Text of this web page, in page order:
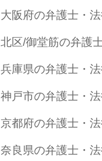
大阪府の弁護士・
北区/御堂筋の弁護
兵庫県の弁護士・
神戸市の弁護士・
京都府の弁護士・
奈良県の弁護士・